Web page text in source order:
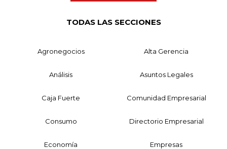
TODAS LAS SECCIONES
Agronegocios Alta Gerencia
Análisis Asuntos Legales
Caja Fuerte Comunidad Empresarial
Consumo Directorio Empresarial
Economía Empresas